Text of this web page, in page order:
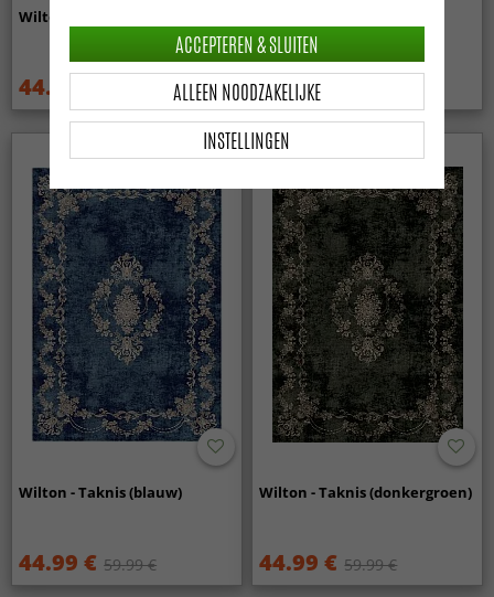
Wilton - Mateur (beige)
44.99 € 44.99 €
Wilton - Taknis (blauw)
44.99 € 59.99 €
Wilton - Taknis (donkergroen)
44.99 € 59.99 €
INSTELLINGEN
ALLEEN NOODZAKELIJKE
ACCEPTEREN & SLUITEN